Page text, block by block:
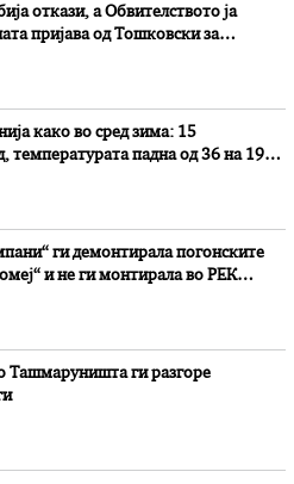
откази, а Обвителството ја
пријава од Тошковски за
како во сред зима: 15
температурата падна од 36 на 19
ги демонтирала погонските
и не ги монтирала во РЕК
Ташмаруништa ги разгоре